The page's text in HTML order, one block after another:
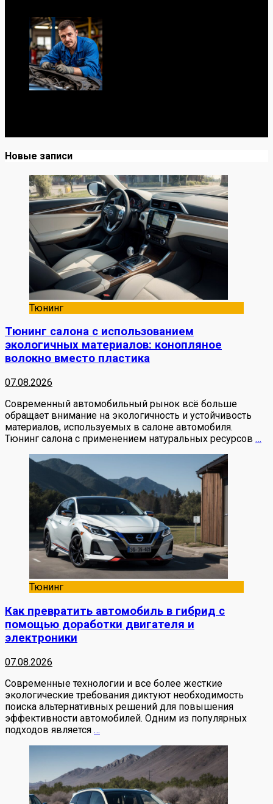
Новые записи
Тюнинг
Тюнинг салона с использованием
экологичных материалов: конопляное
волокно вместо пластика
07.08.2026
Современный автомобильный рынок всё больше
обращает внимание на экологичность и устойчивость
материалов, используемых в салоне автомобиля.
Тюнинг салона с применением натуральных ресурсов …
Тюнинг
Как превратить автомобиль в гибрид с
помощью доработки двигателя и
электроники
07.08.2026
Современные технологии и все более жесткие
экологические требования диктуют необходимость
поиска альтернативных решений для повышения
эффективности автомобилей. Одним из популярных
подходов является …